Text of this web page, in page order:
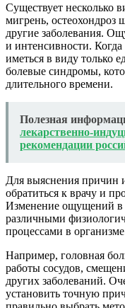
Существует несколько
мигрень, остеохондроз
другие заболевания.
и интенсивности.
иметься в виду только
болевые синдромы,
длительного времени.
Полезная
лекарственно-
рекомендации
Для выяснения причин
обратиться к врачу и
Изменение ощущений в
различными
процессами в
Например, головная
работы сосудов,
других заболеваний.
установить точную